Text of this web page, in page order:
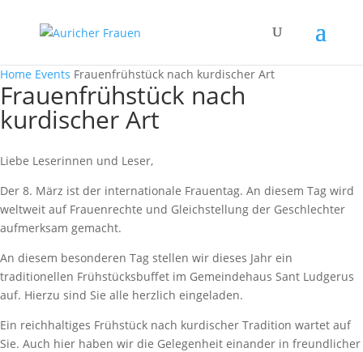
Home Events Frauenfrühstück nach kurdischer Art
Frauenfrühstück nach
kurdischer Art
Liebe Leserinnen und Leser,
Der 8. März ist der internationale Frauentag. An diesem Tag wird
weltweit auf Frauenrechte und Gleichstellung der Geschlechter
aufmerksam gemacht.
An diesem besonderen Tag stellen wir dieses Jahr ein
traditionellen Frühstücksbuffet im Gemeindehaus Sant Ludgerus
auf. Hierzu sind Sie alle herzlich eingeladen.
Ein reichhaltiges Frühstück nach kurdischer Tradition wartet auf
Sie. Auch hier haben wir die Gelegenheit einander in freundlicher